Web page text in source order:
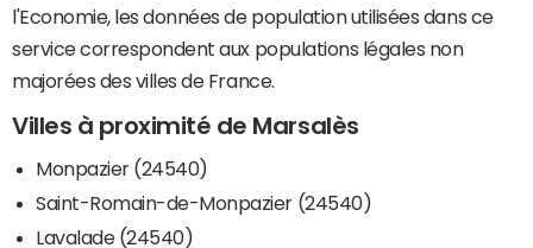
l'Economie, les données de population utilisées dans ce
service correspondent aux populations légales non
majorées des villes de France.
Villes à proximité de Marsalès
Monpazier (24540)
Saint-Romain-de-Monpazier (24540)
Lavalade (24540)